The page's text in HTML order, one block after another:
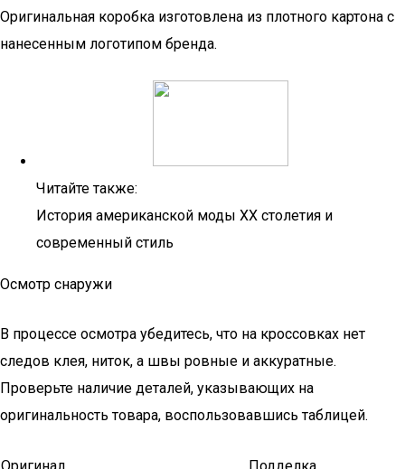
Оригинальная коробка изготовлена из плотного картона с
нанесенным логотипом бренда.
Читайте также:
История американской моды XX столетия и
современный стиль
Осмотр снаружи
В процессе осмотра убедитесь, что на кроссовках нет
следов клея, ниток, а швы ровные и аккуратные.
Проверьте наличие деталей, указывающих на
оригинальность товара, воспользовавшись таблицей.